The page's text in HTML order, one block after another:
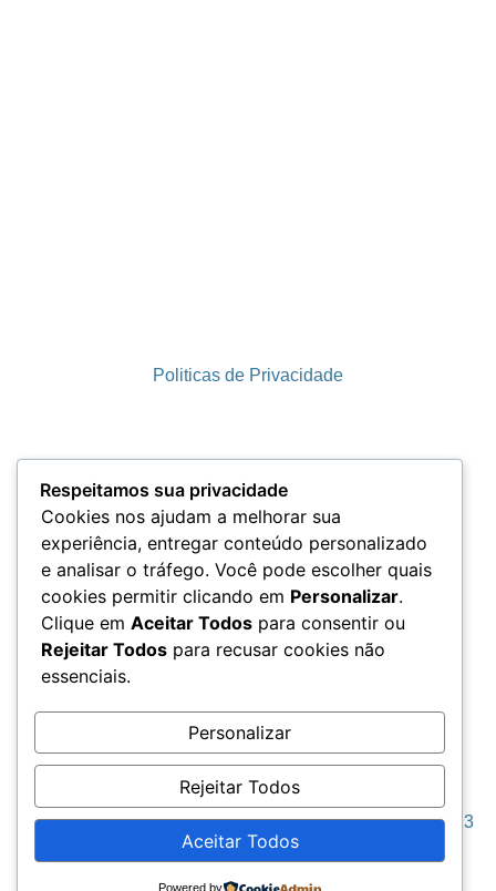
Politicas de Privacidade
Termos e Condições
LGPD
Seja Grato © 2023
Todos os direitos reservados. “Dicolah MKT”
Respeitamos sua privacidade
Cookies nos ajudam a melhorar sua
experiência, entregar conteúdo personalizado
e analisar o tráfego. Você pode escolher quais
cookies permitir clicando em Personalizar.
Clique em Aceitar Todos para consentir ou
Rejeitar Todos para recusar cookies não
essenciais.
Personalizar
Rejeitar Todos
Aceitar Todos
Powered by